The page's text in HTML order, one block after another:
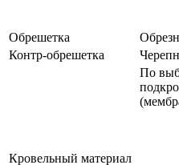
Обрешетка
Контр-обрешетка
Кровельный материал
По